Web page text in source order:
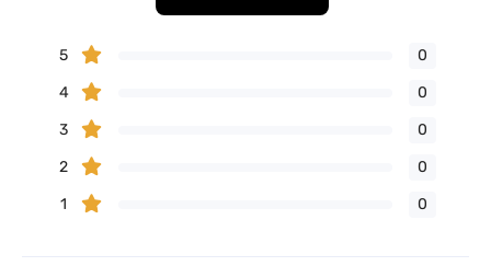
5
0
4
0
3
0
2
0
1
0